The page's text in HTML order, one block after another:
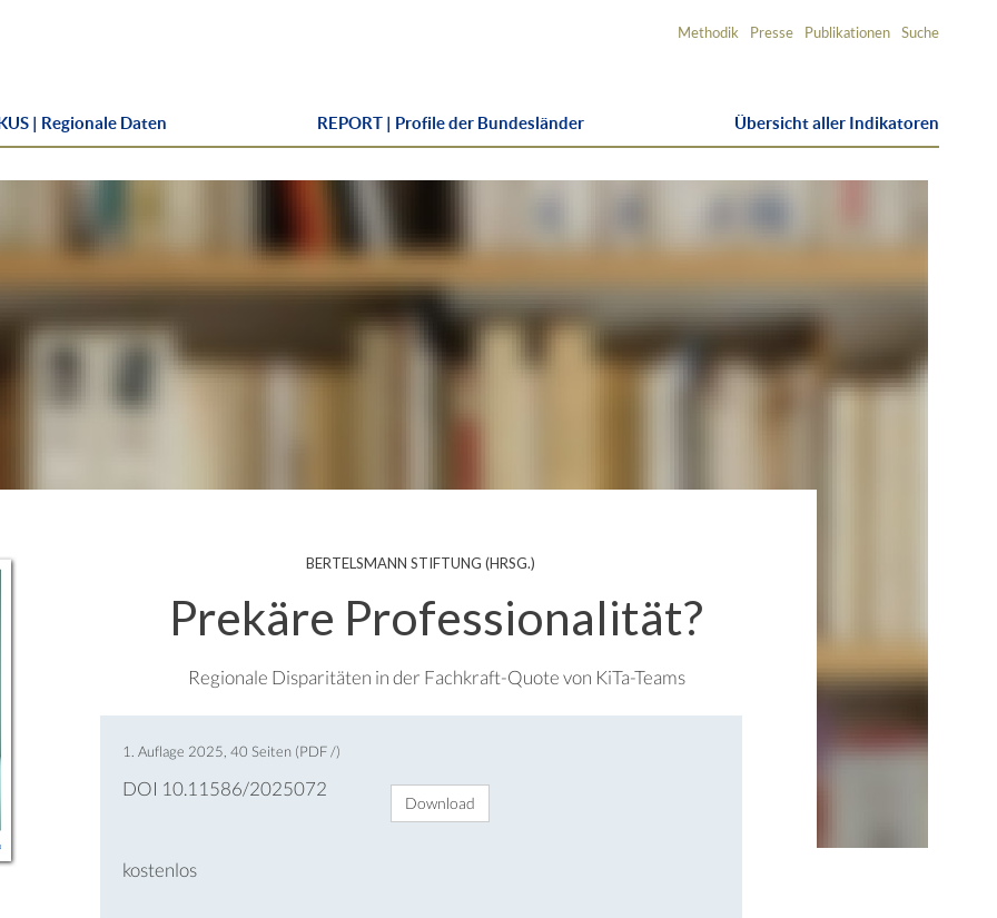
| Regionale Daten REPORT | Profile der Bundesländer Übersicht aller Indikatoren
Service-
Methodik Presse Publikationen Suche
BERTELSMANN STIFTUNG (HRSG.)
Prekäre Professionalität?
Regionale Disparitäten in der Fachkraft-Quote von KiTa-Teams
1. Auflage 2025, 40 Seiten (PDF /)
DOI 10.11586/2025072
kostenlos
Download